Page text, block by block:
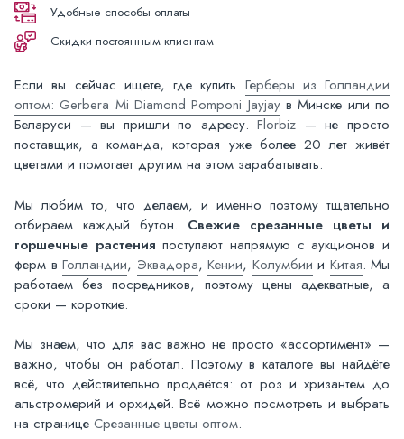
Удобные способы оплаты
Скидки постоянным клиентам
Если вы сейчас ищете, где купить Герберы из Голландии
оптом: Gerbera Mi Diamond Pomponi Jayjayв Минске или по
Беларуси — вы пришли по адресу.Florbiz — не просто
поставщик, а команда, которая уже более 20 лет живёт
цветами и помогает другим на этом зарабатывать.
Мы любим то, что делаем, и именно поэтому тщательно
отбираем каждый бутон. Свежие срезанные цветы и
горшечные растения поступают напрямую с аукционов и
ферм в Голландии, Эквадора, Кении, Колумбии и Китая. Мы
работаем без посредников, поэтому цены адекватные, а
сроки — короткие.
Мы знаем, что для вас важно не просто «ассортимент» —
важно, чтобы он работал. Поэтому в каталоге вы найдёте
всё, что действительно продаётся: от роз и хризантем до
альстромерий и орхидей. Всё можно посмотреть и выбрать
на странице Срезанные цветы оптом.